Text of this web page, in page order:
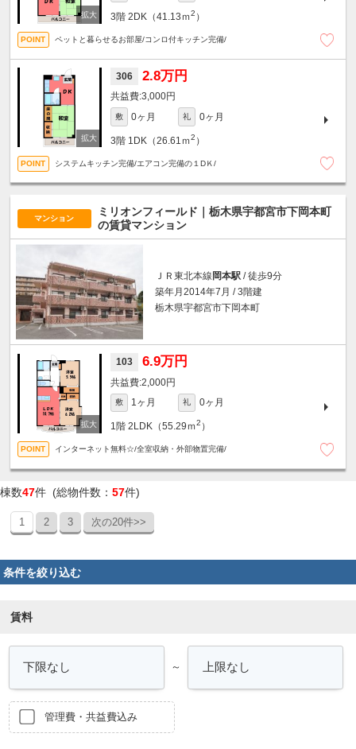
3階 2DK（41.13ｍ2 ）
ペットと暮らせるお部屋/コンロ付キッチン完備/
306 2.8万円
3,000円
敷 0ヶ月 礼 0ヶ月
3階 1DK（26.61ｍ2 ）
システムキッチン完備/エアコン完備の１DＫ/
マンション
ミリオンフィールド｜栃木県宇都宮市下岡本町
の賃貸マンション
ＪＲ東北本線 岡本駅 / 徒歩9分
築年月2014年7月 / 3階建
栃木県宇都宮市下岡本町
103 6.9万円
2,000円
敷 1ヶ月 礼 0ヶ月
1階 2LDK（55.29ｍ2 ）
インターネット無料☆/全室収納・外部物置完備/
棟数47件 (総物件数： 57件)
1 2 3 次の20件>>
条件を絞り込む
賃料
～
管理費・共益費込み